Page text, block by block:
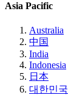
Asia Pacific
Australia
中国
India
Indonesia
日本
대한민국